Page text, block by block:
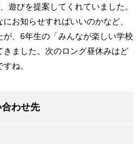
遊びを提案してくれていました。
お知らせすればいいのかなど、
、6年生の「みんなが楽しい学校
ました。次のロング昼休みはど
ね。
わせ先